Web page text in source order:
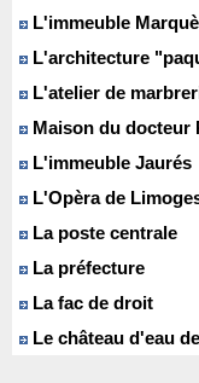
L'immeuble
L'architecture
L'atelier de
Maison du docteur
L'immeuble Jaurés
L'Opèra de
La poste centrale
La préfecture
La fac de droit
Le château d'eau